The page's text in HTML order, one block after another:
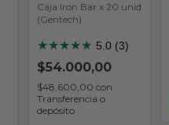
Caja Iron Bar x 20 unid
(Gentech)
★★★★★ 5.0 (3)
$54.000,00
$48.600,00 con
Transferencia o
depósito